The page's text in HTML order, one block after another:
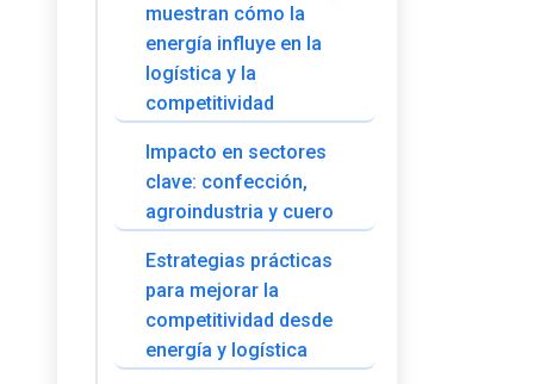
muestran cómo la
energía influye en la
logística y la
competitividad
Impacto en sectores
clave: confección,
agroindustria y cuero
Estrategias prácticas
para mejorar la
competitividad desde
energía y logística